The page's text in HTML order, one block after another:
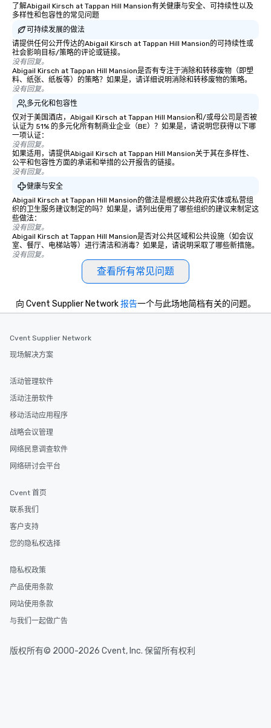
了解Abigail Kirsch at Tappan Hill Mansion有关健康与安全、可持续性以及
多样性和包容性的常见问题
可持续发展的做法
请提供任何公开传达的Abigail Kirsch at Tappan Hill Mansion的可持续性或
社会影响目标/策略的评论或链接。
没有回复。
Abigail Kirsch at Tappan Hill Mansion是否有专注于消除和转移废物（即塑
料、纸张、纸板等）的策略？如果是，请详细说明消除和转移废物的策略。
没有回复。
多元化和包容性
仅对于美国酒店，Abigail Kirsch at Tappan Hill Mansion和/或母公司是否被
认证为 51% 的多元化所有制商业企业（BE）？如果是，请说明您获得以下哪
一项认证：
没有回复。
如果适用，请提供Abigail Kirsch at Tappan Hill Mansion关于其在多样性、
公平和包容性方面的承诺和举措的公开报告的链接。
没有回复。
健康与安全
Abigail Kirsch at Tappan Hill Mansion的做法是根据公共政府实体或私营组
织的卫生服务建议制定的吗？如果是，请列出使用了哪些组织的建议来制定这
些做法：
没有回复。
Abigail Kirsch at Tappan Hill Mansion是否对公共区域和公共设施（如会议
室、餐厅、电梯站等）进行清洁和消毒？如果是，请说明采取了哪些新措施。
没有回复。
查看所有常见问题
向 Cvent Supplier Network报告一个与此场地简档有关的问题。
Cvent Supplier Network
现场解决方案
活动管理软件
活动注册软件
移动活动应用程序
战略会议管理
网络民意调查软件
网络研讨会平台
Cvent 首页
联系我们
客户支持
您的隐私权选择
隐私权政策
产品使用条款
网站使用条款
与我们一起做广告
版权所有© 2000-2026 Cvent, Inc. 保留所有权利